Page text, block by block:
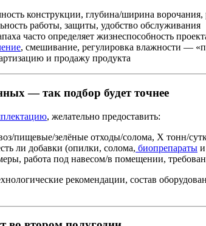
конструкции, глубина/ширина ворочания,
работы, защиты, удобство обслуживания
часто определяет жизнеспособность
, смешивание, регулировка влажности —
и продажу продукта
— так подбор будет точнее
, желательно предоставить:
пищевые/зелёные отходы/солома, X тонн/
ли добавки (опилки, солома, биопрепараты
работа под навесом/в помещении,
рекомендации, состав